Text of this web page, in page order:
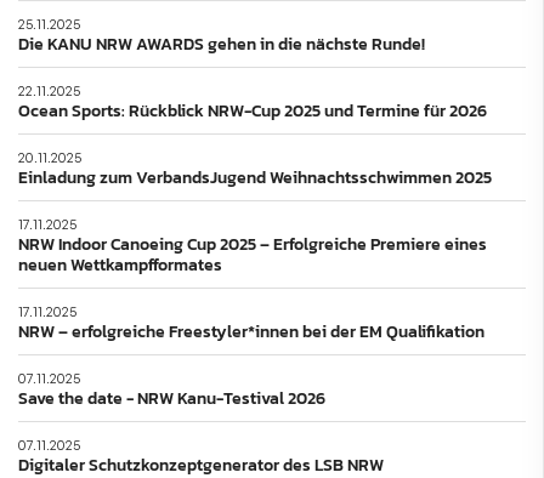
25.11.2025
Die KANU NRW AWARDS gehen in die nächste Runde!
22.11.2025
Ocean Sports: Rückblick NRW-Cup 2025 und Termine für 2026
20.11.2025
Einladung zum VerbandsJugend Weihnachtsschwimmen 2025
17.11.2025
NRW Indoor Canoeing Cup 2025 – Erfolgreiche Premiere eines
neuen Wettkampfformates
17.11.2025
NRW – erfolgreiche Freestyler*innen bei der EM Qualifikation
07.11.2025
Save the date - NRW Kanu-Testival 2026
07.11.2025
Digitaler Schutzkonzeptgenerator des LSB NRW